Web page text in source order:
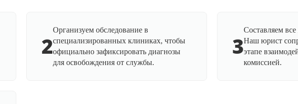
2
Организуем обследование в
специализированных клиниках, чтобы
официально зафиксировать диагнозы
для освобождения от службы.
3
Составляем
Наш юрист
этапе
комиссией.